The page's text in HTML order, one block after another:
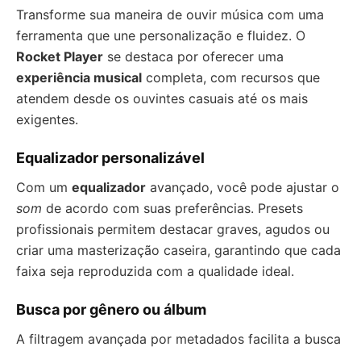
Transforme sua maneira de ouvir música com uma
ferramenta que une personalização e fluidez. O
Rocket Player se destaca por oferecer uma
experiência musical completa, com recursos que
atendem desde os ouvintes casuais até os mais
exigentes.
Equalizador personalizável
Com um equalizador avançado, você pode ajustar o
som de acordo com suas preferências. Presets
profissionais permitem destacar graves, agudos ou
criar uma masterização caseira, garantindo que cada
faixa seja reproduzida com a qualidade ideal.
Busca por gênero ou álbum
A filtragem avançada por metadados facilita a busca